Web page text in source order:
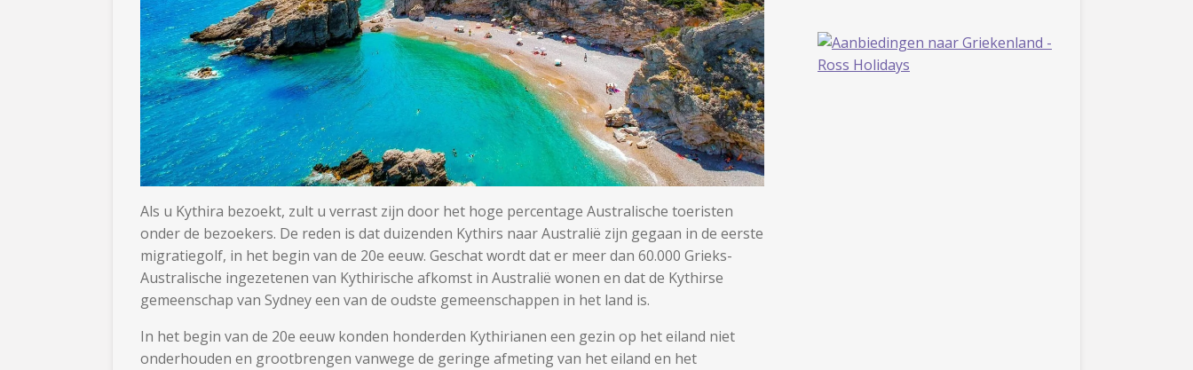
Als u Kythira bezoekt, zult u verrast zijn door het hoge percentage Australische toeristen
onder de bezoekers. De reden is dat duizenden Kythirs naar Australië zijn gegaan in de eerste
migratiegolf, in het begin van de 20e eeuw. Geschat wordt dat er meer dan 60.000 Grieks-
Australische ingezetenen van Kythirische afkomst in Australië wonen en dat de Kythirse
gemeenschap van Sydney een van de oudste gemeenschappen in het land is.
In het begin van de 20e eeuw konden honderden Kythirianen een gezin op het eiland niet
onderhouden en grootbrengen vanwege de geringe afmeting van het eiland en het